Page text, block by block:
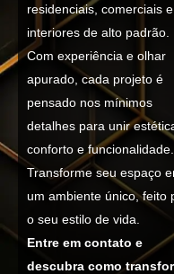
residenciais, comerciais
interiores de alto padrão.
Com experiência e olhar
apurado, cada projeto é
pensado nos mínimos
detalhes para unir
conforto e funcionalidade.
Transforme seu espaço
um ambiente único, feito
o seu estilo de vida.
Entre em contato e
descubra como